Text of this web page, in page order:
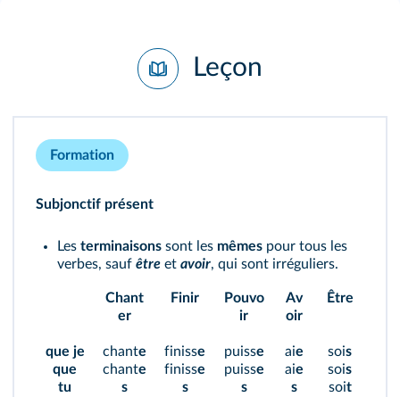
Leçon
Formation
Subjonctif présent
Les terminaisons sont les mêmes pour tous les
verbes, sauf être et avoir, qui sont irréguliers.
Chant
er
Finir
Pouvo
ir
Av
oir
Être
que je
que
tu
chante
chante
s
finisse
finisse
s
puisse
puisse
s
aie
aie
s
sois
sois
soit